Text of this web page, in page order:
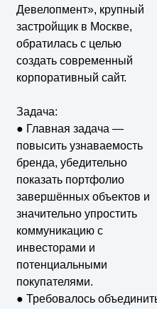
Девелопмент»
Девелопмент», крупный
застройщик в Москве,
обратилась с целью
создать современный
корпоративный сайт.
Задача:
● Главная задача —
повысить узнаваемость
бренда, убедительно
показать портфолио
завершённых объектов и
значительно упростить
коммуникацию с
инвесторами и
потенциальными
покупателями.
● Требовалось